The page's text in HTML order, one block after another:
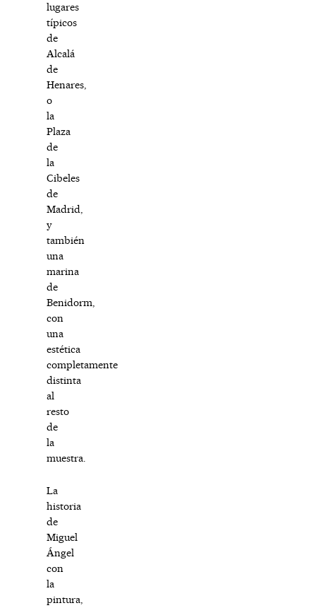
lugares
típicos
de
Alcalá
de
Henares,
o
la
Plaza
de
la
Cibeles
de
Madrid,
y
también
una
marina
de
Benidorm,
con
una
estética
completamente
distinta
al
resto
de
la
muestra.
La
historia
de
Miguel
Ángel
con
la
pintura,